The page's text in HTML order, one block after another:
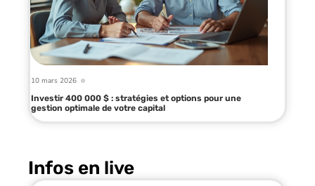
10 mars 2026
Investir 400 000 $ : stratégies et options pour une
gestion optimale de votre capital
Infos en live